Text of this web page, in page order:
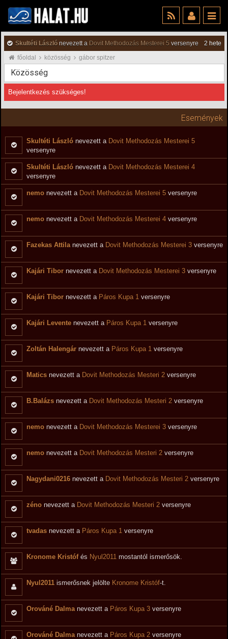
Skultéti László nevezett a Dovit Methodozás Mesterei 5 versenyre
2 hete
főoldal
közösség gábor spitzer
Közösség
Bejelentkezés szükséges!
Események
Skultéti László nevezett a Dovit Methodozás Mesterei 5
versenyre
Skultéti László nevezett a Dovit Methodozás Mesterei 4
versenyre
nemo nevezett a Dovit Methodozás Mesterei 5 versenyre
nemo nevezett a Dovit Methodozás Mesterei 4 versenyre
Fazekas Attilanevezett a Dovit Methodozás Mesterei 3 versenyre
Kajári Tibor nevezett a Dovit Methodozás Mesterei 3 versenyre
Kajári Tibor nevezett a Páros Kupa 1 versenyre
Kajári Levente nevezett a Páros Kupa 1 versenyre
Zoltán Halengár nevezett a Páros Kupa 1 versenyre
Matics nevezett a Dovit Methodozás Mesteri 2 versenyre
B.Balázs nevezett a Dovit Methodozás Mesteri 2 versenyre
nemo nevezett a Dovit Methodozás Mesterei 3 versenyre
nemo nevezett a Dovit Methodozás Mesteri 2 versenyre
Nagydani0216 nevezett a Dovit Methodozás Mesteri 2 versenyre
zéno nevezett a Dovit Methodozás Mesteri 2 versenyre
tvadas nevezett a Páros Kupa 1 versenyre
Kronome Kristófés Nyul2011 mostantól ismerősök.
Nyul2011 ismerősnek jelölte Kronome Kristóf-t.
Orováné Dalma nevezett a Páros Kupa 3 versenyre
Orováné Dalma nevezett a Páros Kupa 2 versenyre